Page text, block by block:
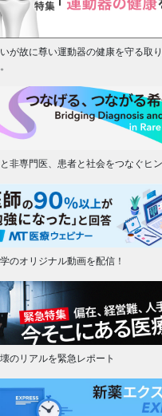
が故に尊い運動器の健康を守る取
非専門医、患者と社会をつなぐヒ
のオリジナル動画を配信！
のリアルを緊急レポート